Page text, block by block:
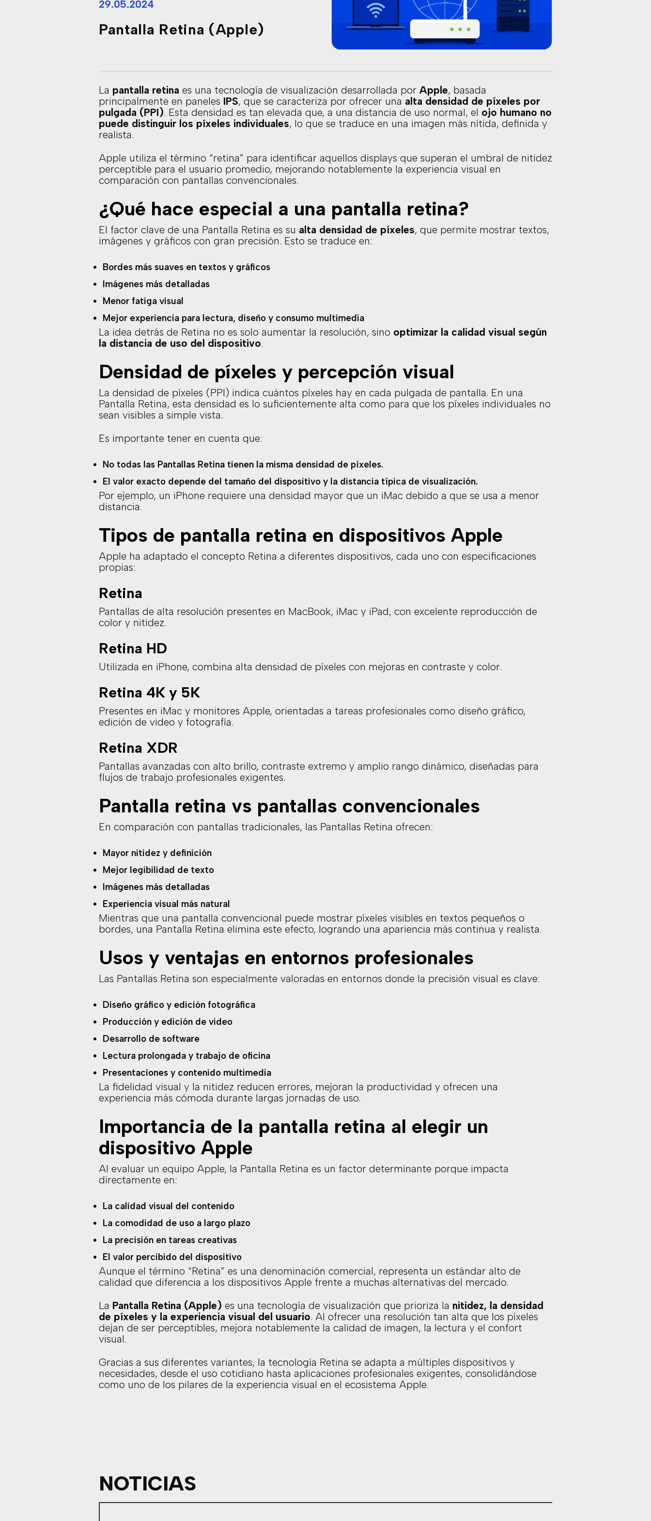
29.05.2024
Pantalla Retina (Apple)
La pantalla retina es una tecnología de visualización desarrollada por Apple, basada
principalmente en paneles IPS, que se caracteriza por ofrecer una alta densidad de píxeles por
pulgada (PPI). Esta densidad es tan elevada que, a una distancia de uso normal, el ojo humano no
puede distinguir los píxeles individuales, lo que se traduce en una imagen más nítida, definida y
realista.
Apple utiliza el término “retina” para identificar aquellos displays que superan el umbral de nitidez
perceptible para el usuario promedio, mejorando notablemente la experiencia visual en
comparación con pantallas convencionales.
¿Qué hace especial a una pantalla retina?
El factor clave de una Pantalla Retina es su alta densidad de píxeles, que permite mostrar textos,
imágenes y gráficos con gran precisión. Esto se traduce en:
Bordes más suaves en textos y gráficos
Imágenes más detalladas
Menor fatiga visual
Mejor experiencia para lectura, diseño y consumo multimedia
La idea detrás de Retina no es solo aumentar la resolución, sino optimizar la calidad visual según
la distancia de uso del dispositivo.
Densidad de píxeles y percepción visual
La densidad de píxeles (PPI) indica cuántos píxeles hay en cada pulgada de pantalla. En una
Pantalla Retina, esta densidad es lo suficientemente alta como para que los píxeles individuales no
sean visibles a simple vista.
Es importante tener en cuenta que:
No todas las Pantallas Retina tienen la misma densidad de píxeles.
El valor exacto depende del tamaño del dispositivo y la distancia típica de visualización.
Por ejemplo, un iPhone requiere una densidad mayor que un iMac debido a que se usa a menor
distancia.
Tipos de pantalla retina en dispositivos Apple
Apple ha adaptado el concepto Retina a diferentes dispositivos, cada uno con especificaciones
propias:
Retina
Pantallas de alta resolución presentes en MacBook, iMac y iPad, con excelente reproducción de
color y nitidez.
Retina HD
Utilizada en iPhone, combina alta densidad de píxeles con mejoras en contraste y color.
Retina 4K y 5K
Presentes en iMac y monitores Apple, orientadas a tareas profesionales como diseño gráfico,
edición de video y fotografía.
Retina XDR
Pantallas avanzadas con alto brillo, contraste extremo y amplio rango dinámico, diseñadas para
flujos de trabajo profesionales exigentes.
Pantalla retina vs pantallas convencionales
En comparación con pantallas tradicionales, las Pantallas Retina ofrecen:
Mayor nitidez y definición
Mejor legibilidad de texto
Imágenes más detalladas
Experiencia visual más natural
Mientras que una pantalla convencional puede mostrar píxeles visibles en textos pequeños o
bordes, una Pantalla Retina elimina este efecto, logrando una apariencia más continua y realista.
Usos y ventajas en entornos profesionales
Las Pantallas Retina son especialmente valoradas en entornos donde la precisión visual es clave:
Diseño gráfico y edición fotográfica
Producción y edición de video
Desarrollo de software
Lectura prolongada y trabajo de oficina
Presentaciones y contenido multimedia
La fidelidad visual y la nitidez reducen errores, mejoran la productividad y ofrecen una
experiencia más cómoda durante largas jornadas de uso.
Importancia de la pantalla retina al elegir un
dispositivo Apple
Al evaluar un equipo Apple, la Pantalla Retina es un factor determinante porque impacta
directamente en:
La calidad visual del contenido
La comodidad de uso a largo plazo
La precisión en tareas creativas
El valor percibido del dispositivo
Aunque el término “Retina” es una denominación comercial, representa un estándar alto de
calidad que diferencia a los dispositivos Apple frente a muchas alternativas del mercado.
La Pantalla Retina (Apple) es una tecnología de visualización que prioriza la nitidez, la densidad
de píxeles y la experiencia visual del usuario. Al ofrecer una resolución tan alta que los píxeles
dejan de ser perceptibles, mejora notablemente la calidad de imagen, la lectura y el confort
visual.
Gracias a sus diferentes variantes, la tecnología Retina se adapta a múltiples dispositivos y
necesidades, desde el uso cotidiano hasta aplicaciones profesionales exigentes, consolidándose
como uno de los pilares de la experiencia visual en el ecosistema Apple.
NOTICIAS